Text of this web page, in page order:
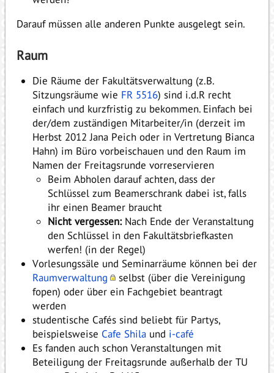
Darauf müssen alle anderen Punkte ausgelegt sein.
Raum
Die Räume der Fakultätsverwaltung (z.B.
Sitzungsräume wie FR 5516) sind i.d.R recht
einfach und kurzfristig zu bekommen. Einfach bei
der/dem zuständigen Mitarbeiter/in (derzeit im
Herbst 2012 Jana Peich oder in Vertretung Bianca
Hahn) im Büro vorbeischauen und den Raum im
Namen der Freitagsrunde vorreservieren
Beim Abholen darauf achten, dass der
Schlüssel zum Beamerschrank dabei ist, falls
ihr einen Beamer braucht
Nicht vergessen:Nach Ende der Veranstaltung
den Schlüssel in den Fakultätsbriefkasten
werfen! (in der Regel)
Vorlesungssäle und Seminarräume können bei der
Raumverwaltung
selbst (über die Vereinigung
fopen) oder über ein Fachgebiet beantragt
werden
studentische Cafés sind beliebt für Partys,
beispielsweise Cafe Shilaund i-café
Es fanden auch schon Veranstaltungen mit
Beteiligung der Freitagsrunde außerhalb der TU